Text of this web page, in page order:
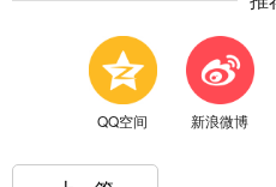
QQ空间 新浪微博